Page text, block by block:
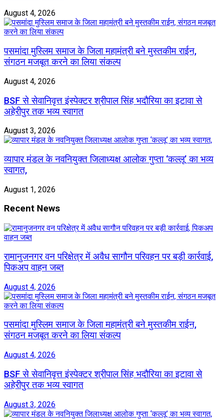
August 4, 2026
पसमांदा मुस्लिम समाज के जिला महामंत्री बने मुस्तकीम राईन,
संगठन मजबूत करने का लिया संकल्प
August 4, 2026
BSF से सेवानिवृत्त इंस्पेक्टर श्रीपाल सिंह भदौरिया का इटावा से
अहेरीपुर तक भव्य स्वागत
August 3, 2026
व्यापार मंडल के नवनियुक्त जिलाध्यक्ष आलोक गुप्ता ‘कल्लू’ का भव्य
स्वागत,
August 1, 2026
Recent News
रामानुजनगर वन परिक्षेत्र में अवैध सागौन परिवहन पर बड़ी कार्रवाई,
पिकअप वाहन जब्त
August 4, 2026
पसमांदा मुस्लिम समाज के जिला महामंत्री बने मुस्तकीम राईन,
संगठन मजबूत करने का लिया संकल्प
August 4, 2026
BSF से सेवानिवृत्त इंस्पेक्टर श्रीपाल सिंह भदौरिया का इटावा से
अहेरीपुर तक भव्य स्वागत
August 3, 2026